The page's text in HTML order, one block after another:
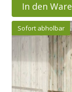
In den
Sofort abholbar